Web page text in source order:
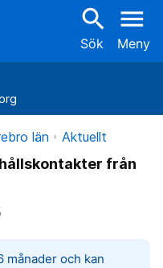
search
Sök
menu
Meny
län Aktuellt
från
månader och kan